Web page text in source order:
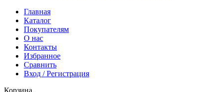
Главная
Каталог
Покупателям
О нас
Контакты
Избранное
Сравнить
Вход / Регистрация